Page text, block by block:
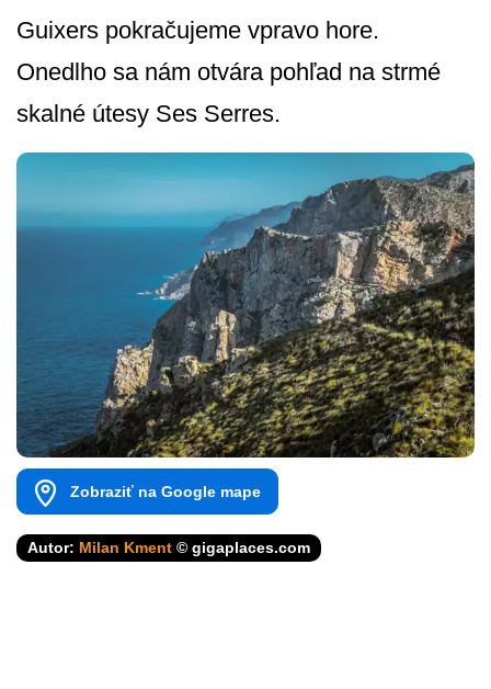
Guixers pokračujeme vpravo hore.
Onedlho sa nám otvára pohľad na strmé
skalné útesy Ses Serres.
Zobraziť na Google mape
Autor: Milan Kment © gigaplaces.com